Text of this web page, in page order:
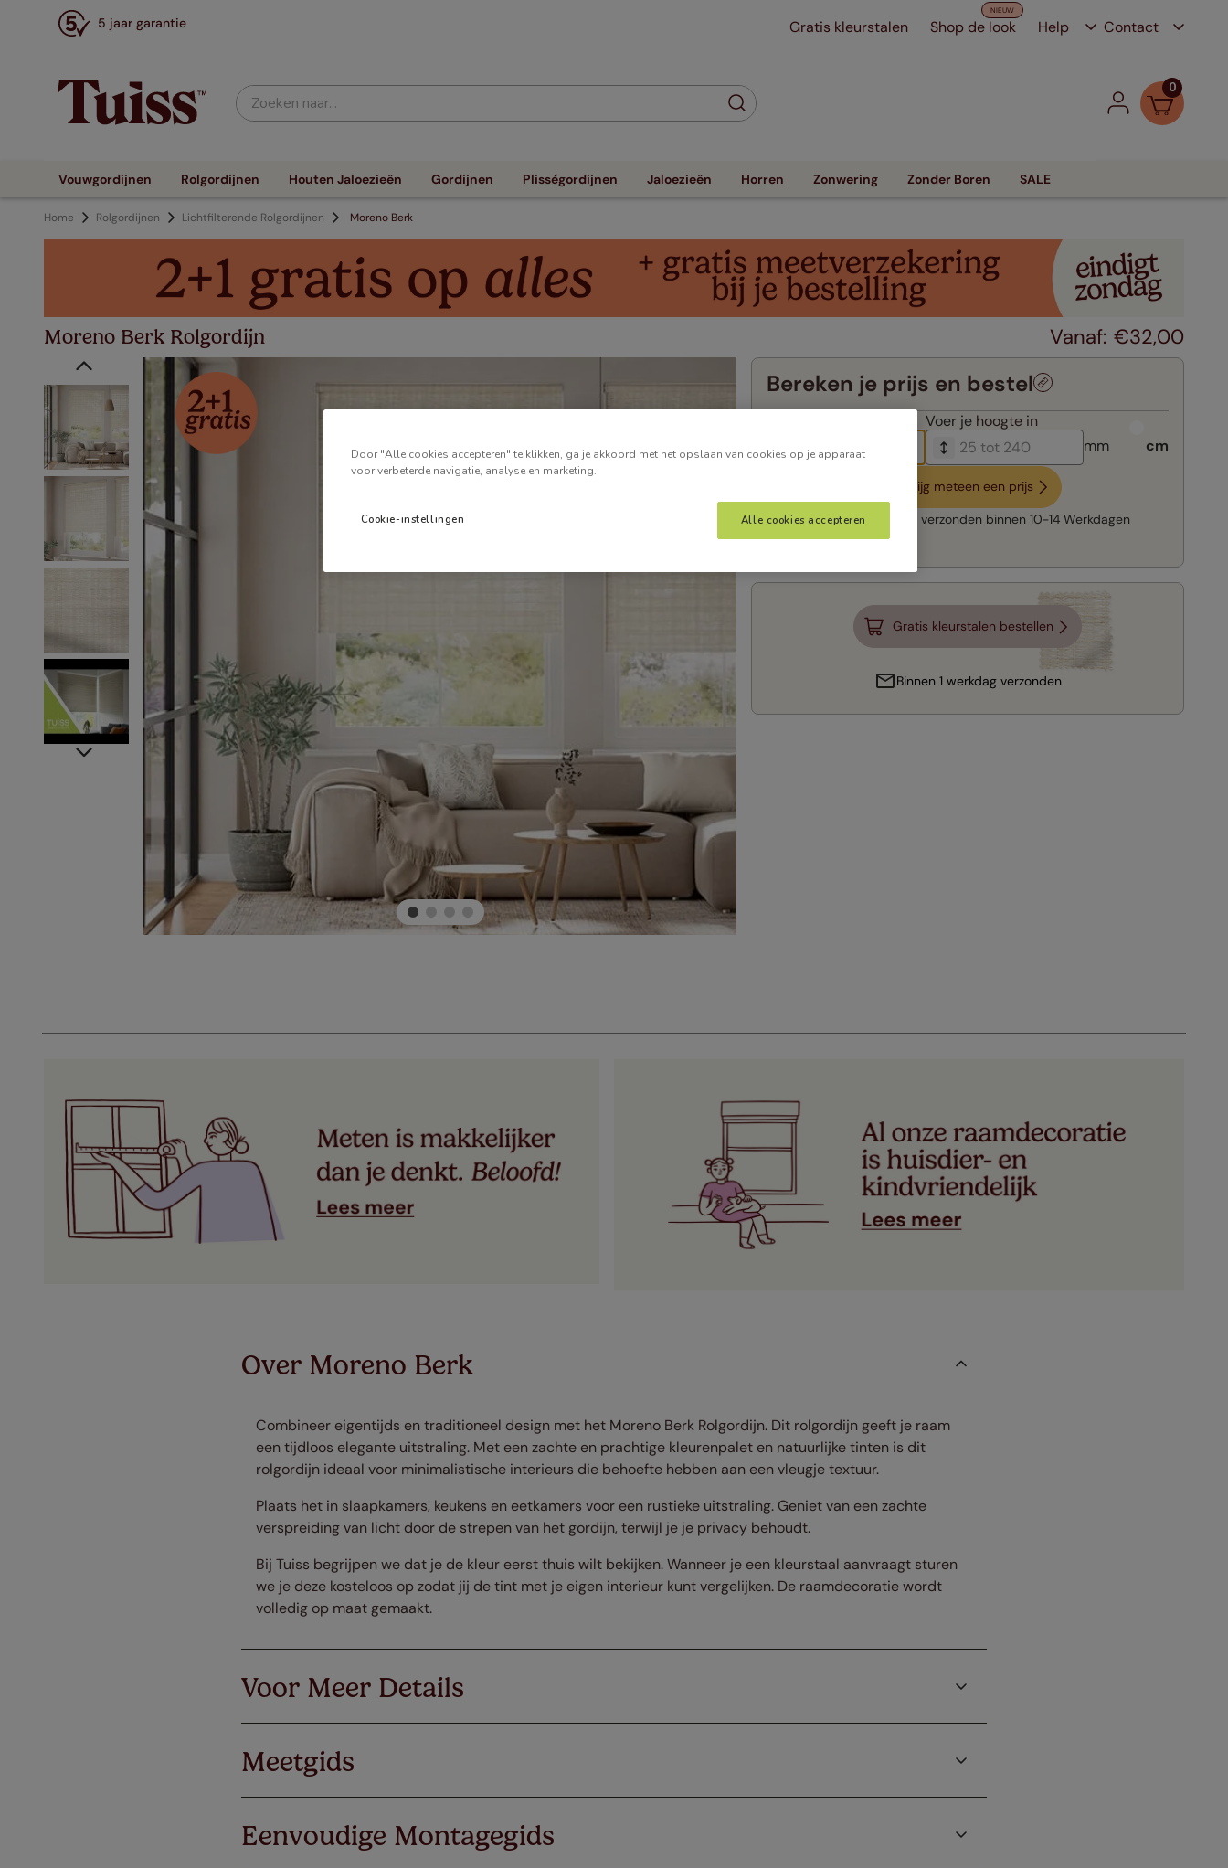
5 jaar garantie Gratis kleurstalen Shop de look Help Contact
Zoeken naar... 0
Vouwgordijnen Rolgordijnen Houten Jaloezieën Gordijnen Plisségordijnen Jaloezieën Horren Zonwering Zonder Boren SALE
Home Rolgordijnen Lichtfilterende Rolgordijnen Moreno Berk
Moreno Berk Rolgordijn €32,00
Bereken je prijs en bestel
Voer je hoogte in
mm
cm
Krijg meteen een prijs
Snelle levering:
verzonden binnen 10-14 Werkdagen
Gratis kleurstalen bestellen
Binnen 1 werkdag verzonden
Over Moreno Berk
Combineer eigentijds en traditioneel design met het Moreno Berk Rolgordijn. Dit rolgordijn geeft je raam
een tijdloos elegante uitstraling. Met een zachte en prachtige kleurenpalet en natuurlijke tinten is dit
rolgordijn ideaal voor minimalistische interieurs die behoefte hebben aan een vleugje textuur.
Plaats het in slaapkamers, keukens en eetkamers voor een rustieke uitstraling. Geniet van een zachte
verspreiding van licht door de strepen van het gordijn, terwijl je je privacy behoudt.
Bij Tuiss begrijpen we dat je de kleur eerst thuis wilt bekijken. Wanneer je een kleurstaal aanvraagt sturen
we je deze kosteloos op zodat jij de tint met je eigen interieur kunt vergelijken. De raamdecoratie wordt
volledig op maat gemaakt.
Voor Meer Details
Meetgids
Eenvoudige Montagegids
Door "Alle cookies accepteren" te klikken, ga je akkoord met het opslaan van cookies op je apparaat
voor verbeterde navigatie, analyse en marketing.
Cookie-instellingen Alle cookies accepteren